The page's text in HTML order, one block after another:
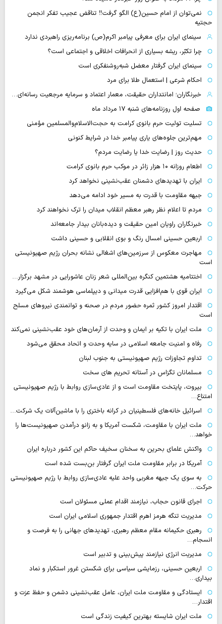
نمی‌توان از امام حسین(ع) الگو گرفت‼ تناقض عجیب تفکر انجمن
حجتیه
سینمای ایران برای معرفی پیامبر اکرم(ص) برنامه‌ریزی راهبردی ندارد
چرا تکبّر، ریشه بسیاری از انحرافات اخلاقی و اجتماعی است؟
سینمای ایران گرفتار معضل شبه‌روشنفکری است
احکام شرعی | استعمال طلا برای مرد
خبرنگاران؛ امانتداران حقیقت، معمار اعتماد و سرمایه مرجعیت رسانه‌ای…
صفحه اول روزنامه‌های شنبه ۱۷ مرداد ماه
تسلیت تولیت حرم بانوی کرامت به حجت‌الاسلام‌والمسلمین مؤمنی
مهم‌ترین جلوه‌های یاری پیامبر خدا در شرایط کنونی
حدیث روز | رضایت خدا یا رضایت مردم؟
اطعام روزانه ۱۰ هزار زائر در موکب حرم بانوی کرامت
ایران با تهدیدهای دشمنان عقب‌نشینی نخواهد کرد
جبهه مقاومت با قدرت به مسیر خود ادامه می‌دهد
مردم تا اعلام نظر رهبر معظم انقلاب میدان را ترک نخواهند کرد
خبرنگاران راویان امین حقیقت و دیده‌بانان بیدار جامعه‌اند
اربعین حسینی امسال رنگ و بوی انقلابی و حسینی داشت
مهاجرت معکوس از سرزمین‌های اشغالی نشانه بحران رژیم صهیونیستی
است
اختتامیه هشتمین کنگره بین‌المللی شعر زنان عاشورایی در مشهد برگزار…
ایران قوی با هم‌افزایی قدرت میدانی و دیپلماسی هوشمند شکل می‌گیرد
اقتدار امروز کشور ثمره حضور مردم در صحنه و توانمندی نیروهای مسلح
است
ملت ایران با تکیه بر ایمان و وحدت از آرمان‌های خود عقب‌نشینی نمی‌کند
رفاه و امنیت جامعه اسلامی در سایه وحدت و اتحاد محقق می‌شود
تداوم تجاوزات رژیم صهیونیستی به جنوب لبنان
مسلمانان تگزاس در آستانه تحریم های سخت
بیروت، پایتخت مقاومت است و از عادی‌سازی روابط با رژیم صهیونیستی
امتناع…
اسرائیل خانه‌های فلسطینیان در کرانه باختری را با ماشین‌آلات یک شرکت…
ملت ایران با مقاومت، شکست آمریکا و به زانو درآمدن صهیونیست‌ها را
خواهد…
واکنش علمای بحرین به سخنان سخیف حاکم این کشور درباره ایران
آمریکا در برابر مقاومت ملت ایران گرفتار بن‌بست شده است
به سوی یک جبهه مغربی واحد علیه عادی‌سازی روابط با رژیم صهیونیستی
حرکت…
اجرای قانون حجاب، نیازمند اقدام عملی مسئولان است
مدیریت تنگه هرمز اهرم اقتدار جمهوری اسلامی ایران است
رهبری حکیمانه مقام معظم رهبری، تهدیدهای جهانی را به فرصت و
انسجام…
مدیریت انرژی نیازمند پیش‌بینی و تدبیر است
اربعین حسینی، رزمایشی سیاسی برای شکستن غرور استکبار و نماد
بیداری…
ایستادگی و مقاومت ملت ایران، عامل عقب‌نشینی دشمن و حفظ عزت و
اقتدار…
ملت ایران شایسته بهترین کیفیت زندگی است